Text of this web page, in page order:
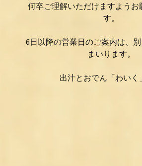
何卒ご理解いただけますようお
す。
6日以降の営業日のご案内は、
まいります。
出汁とおでん「わいく